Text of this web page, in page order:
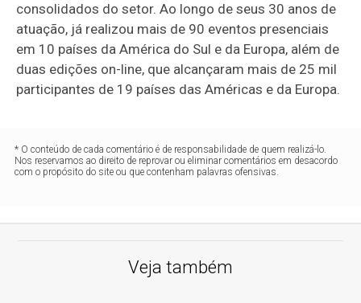
consolidados do setor. Ao longo de seus 30 anos de
atuação, já realizou mais de 90 eventos presenciais
em 10 países da América do Sul e da Europa, além de
duas edições on-line, que alcançaram mais de 25 mil
participantes de 19 países das Américas e da Europa.
* O conteúdo de cada comentário é de responsabilidade de quem realizá-lo.
Nos reservamos ao direito de reprovar ou eliminar comentários em desacordo
com o propósito do site ou que contenham palavras ofensivas.
Veja também